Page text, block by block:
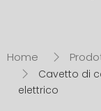
Home
Cavetto di
elettrico